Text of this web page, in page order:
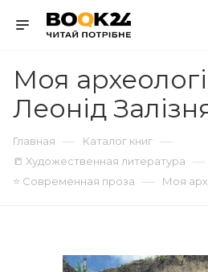
Моя
Леонід
Главная — Каталог книг —
📒 Художественная литература —
⭐ Современная проза — Моя